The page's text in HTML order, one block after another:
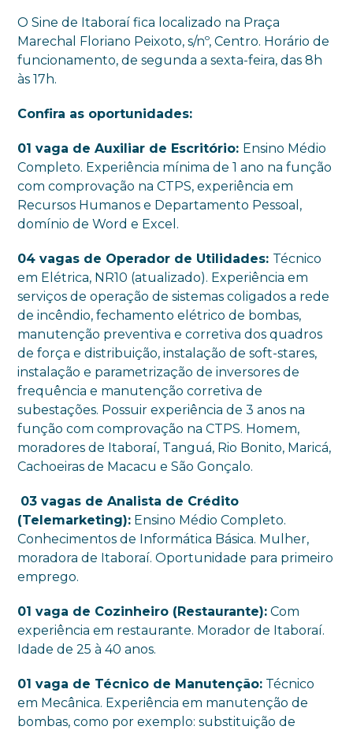
O Sine de Itaboraí fica localizado na Praça
Marechal Floriano Peixoto, s/nº, Centro. Horário de
funcionamento, de segunda a sexta-feira, das 8h
às 17h.
Confira as oportunidades:
01 vaga de Auxiliar de Escritório: Ensino Médio
Completo. Experiência mínima de 1 ano na função
com comprovação na CTPS, experiência em
Recursos Humanos e Departamento Pessoal,
domínio de Word e Excel.
04 vagas de Operador de Utilidades: Técnico
em Elétrica, NR10 (atualizado). Experiência em
serviços de operação de sistemas coligados a rede
de incêndio, fechamento elétrico de bombas,
manutenção preventiva e corretiva dos quadros
de força e distribuição, instalação de soft-stares,
instalação e parametrização de inversores de
frequência e manutenção corretiva de
subestações. Possuir experiência de 3 anos na
função com comprovação na CTPS. Homem,
moradores de Itaboraí, Tanguá, Rio Bonito, Maricá,
Cachoeiras de Macacu e São Gonçalo.
03 vagas de Analista de Crédito
(Telemarketing): Ensino Médio Completo.
Conhecimentos de Informática Básica. Mulher,
moradora de Itaboraí. Oportunidade para primeiro
emprego.
01 vaga de Cozinheiro (Restaurante): Com
experiência em restaurante. Morador de Itaboraí.
Idade de 25 à 40 anos.
01 vaga de Técnico de Manutenção: Técnico
em Mecânica. Experiência em manutenção de
bombas, como por exemplo: substituição de